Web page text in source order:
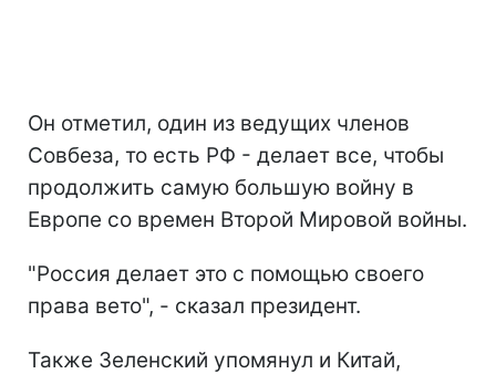
Он отметил, один из ведущих членов
Совбеза, то есть РФ - делает все, чтобы
продолжить самую большую войну в
Европе со времен Второй Мировой войны.
"Россия делает это с помощью своего
права вето", - сказал президент.
Также Зеленский упомянул и Китай,